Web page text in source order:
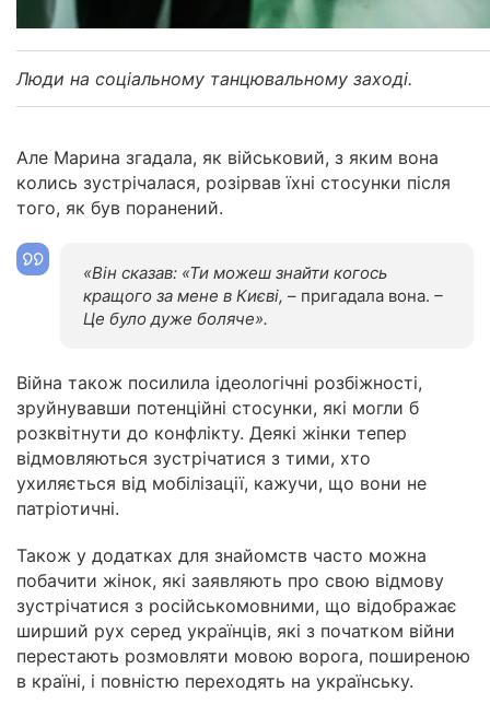
Люди на соціальному танцювальному заході.
Але Марина згадала, як військовий, з яким вона
колись зустрічалася, розірвав їхні стосунки після
того, як був поранений.
«Він сказав: «Ти можеш знайти когось
кращого за мене в Києві, – пригадала вона. –
Це було дуже боляче».
Війна також посилила ідеологічні розбіжності,
зруйнувавши потенційні стосунки, які могли б
розквітнути до конфлікту. Деякі жінки тепер
відмовляються зустрічатися з тими, хто
ухиляється від мобілізації, кажучи, що вони не
патріотичні.
Також у додатках для знайомств часто можна
побачити жінок, які заявляють про свою відмову
зустрічатися з російськомовними, що відображає
ширший рух серед українців, які з початком війни
перестають розмовляти мовою ворога, поширеною
в країні, і повністю переходять на українську.